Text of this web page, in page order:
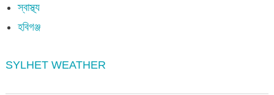
স্বাস্থ্য
হবিগঞ্জ
SYLHET WEATHER